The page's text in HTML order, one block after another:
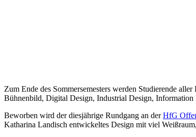
Zum Ende des Sommersemesters werden Studierende
Bühnenbild, Digital Design, Industrial Design,
Beworben wird der diesjährige Rundgang an derHfG
Katharina Landisch entwickeltes Design mit viel